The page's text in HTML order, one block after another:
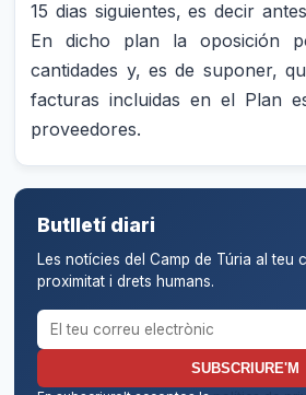
15 dias siguientes, es decir
En dicho plan la oposición
cantidades y, es de suponer,
facturas incluidas en el Plan
proveedores.
Butlletí diari
Les notícies del Camp de Túria al teu
proximitat i drets humans.
Correu electrònic per al butlletí
SUBSCRIURE'M